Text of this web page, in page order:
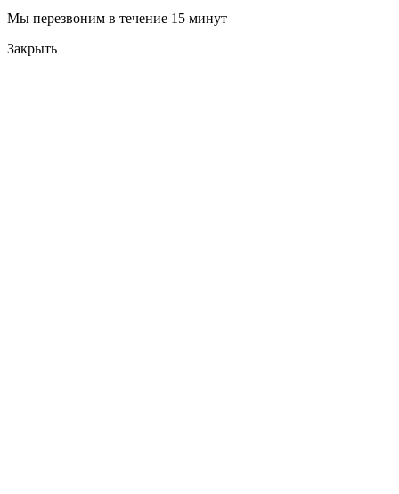
Мы перезвоним в течение 15 минут
Закрыть